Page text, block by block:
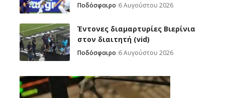
Ποδόσφαιρο 6 Αυγούστου 2026
Έντονες διαμαρτυρίες Βιερίνια
στον διαιτητή (vid)
Ποδόσφαιρο 6 Αυγούστου 2026